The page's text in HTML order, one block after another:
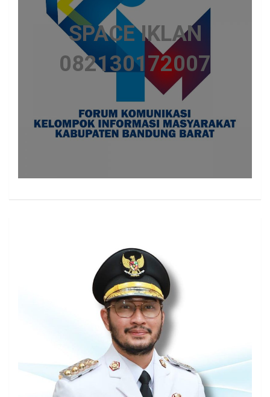
SPACE IKLAN
082130172007